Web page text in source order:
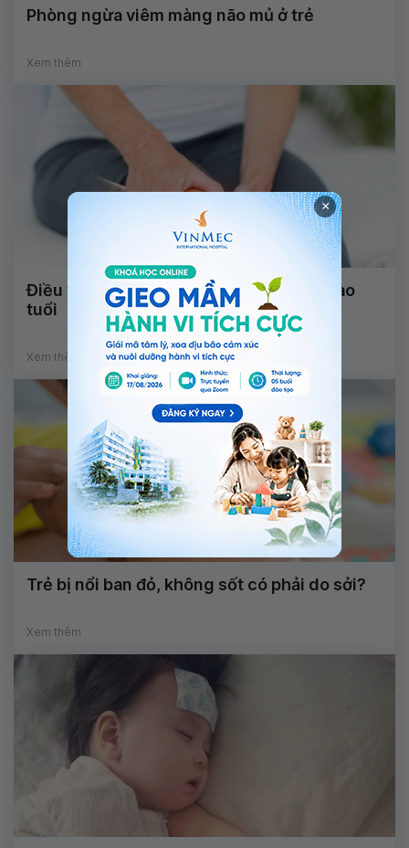
Phòng ngừa viêm màng não mủ ở trẻ
Xem thêm
Điều trị đau cơ xương khớp cho người cao
tuổi
Xem thêm
Trẻ bị nổi ban đỏ, không sốt có phải do sởi?
Xem thêm
×